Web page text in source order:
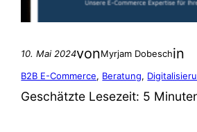
10. Mai 2024vonMyrjam Dobeschin
B2B E-Commerce, Beratung,
Geschätzte Lesezeit: 5